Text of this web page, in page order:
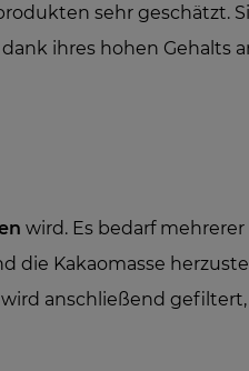
sehr geschätzt.
ihres hohen Gehalts
wird. Es bedarf mehrerer
die Kakaomasse
anschließend